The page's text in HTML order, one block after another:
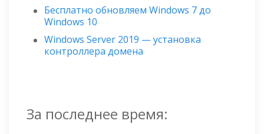
Бесплатно обновляем Windows 7 до
Windows 10
Windows Server 2019 — установка
контроллера домена
За последнее время: